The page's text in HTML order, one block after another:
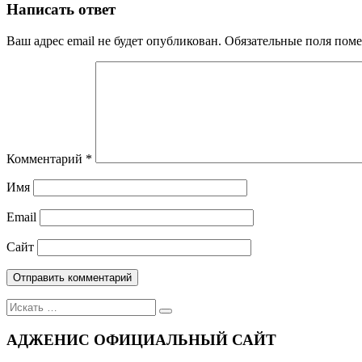
Написать ответ
Ваш адрес email не будет опубликован. Обязательные поля
Комментарий *
Имя
Email
Сайт
Поиск
для:
АДЖЕНИС ОФИЦИАЛЬНЫЙ САЙТ